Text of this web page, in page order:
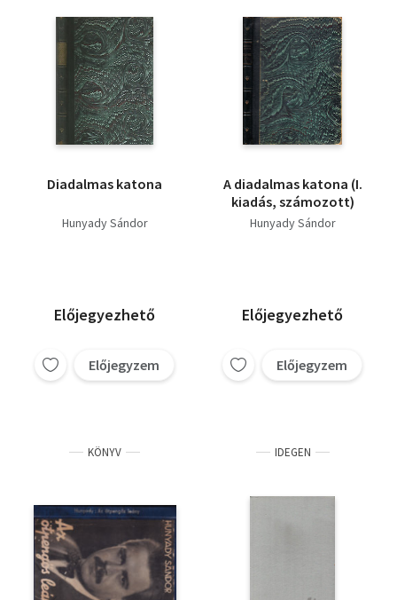
Diadalmas katona
Hunyady Sándor
Előjegyezhető
Előjegyzem
A diadalmas katona (I.
kiadás, számozott)
Hunyady Sándor
Előjegyezhető
Előjegyzem
KÖNYV IDEGEN